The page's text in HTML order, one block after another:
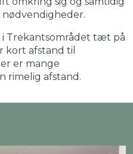
i Trekantsområdet tæt på
kort afstand til
er mange
rimelig afstand.